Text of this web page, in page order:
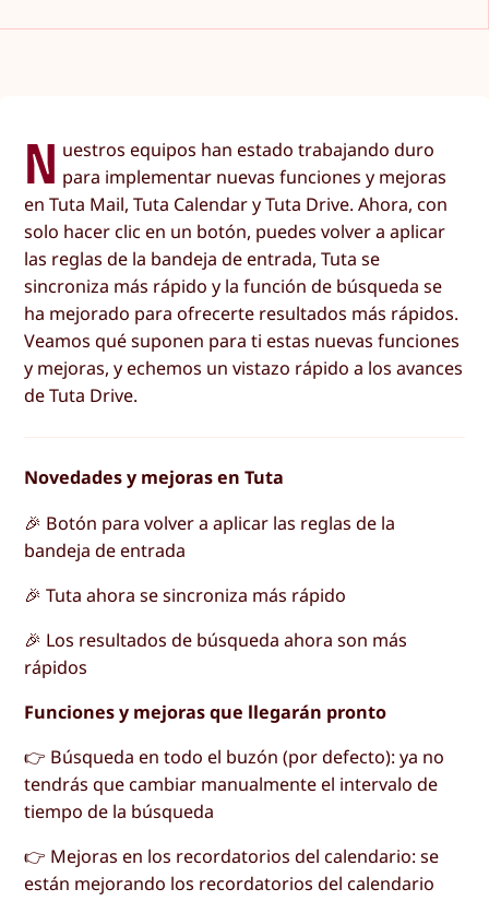
N uestros equipos han estado trabajando duro
para implementar nuevas funciones y mejoras
en Tuta Mail, Tuta Calendar y Tuta Drive. Ahora, con
solo hacer clic en un botón, puedes volver a aplicar
las reglas de la bandeja de entrada, Tuta se
sincroniza más rápido y la función de búsqueda se
ha mejorado para ofrecerte resultados más rápidos.
Veamos qué suponen para ti estas nuevas funciones
y mejoras, y echemos un vistazo rápido a los avances
de Tuta Drive.
Novedades y mejoras en Tuta
🎉 Botón para volver a aplicar las reglas de la
bandeja de entrada
🎉 Tuta ahora se sincroniza más rápido
🎉 Los resultados de búsqueda ahora son más
rápidos
Funciones y mejoras que llegarán pronto
👉 Búsqueda en todo el buzón (por defecto): ya no
tendrás que cambiar manualmente el intervalo de
tiempo de la búsqueda
👉 Mejoras en los recordatorios del calendario: se
están mejorando los recordatorios del calendario